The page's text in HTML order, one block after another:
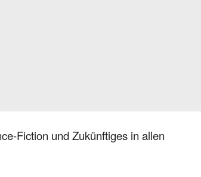
Fiction und Zukünftiges in allen